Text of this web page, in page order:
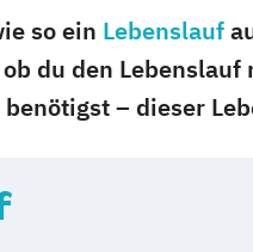
so ein Lebenslauf
du den
– dieser